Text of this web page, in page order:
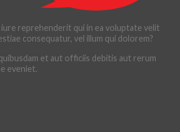
iure reprehenderit qui in ea voluptate velit
consequatur, vel illum qui dolorem?
et aut officiis debitis aut rerum
eveniet.